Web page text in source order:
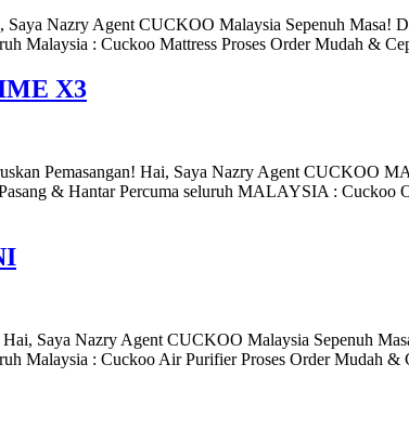
Saya Nazry Agent CUCKOO Malaysia Sepenuh
Malaysia : Cuckoo Mattress Proses Order Mudah &
X3
Pemasangan! Hai, Saya Nazry Agent CUCKOO
& Hantar Percuma seluruh MALAYSIA :
Saya Nazry Agent CUCKOO Malaysia Sepenuh
Malaysia : Cuckoo Air Purifier Proses Order